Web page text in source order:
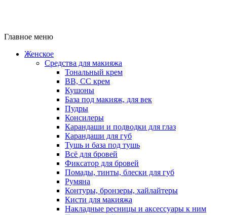
Главное меню
Женское
Средства для макияжа
Тональный крем
BB, CC крем
Кушоны
База под макияж, для век
Пудры
Консилеры
Карандаши и подводки для глаз
Карандаши для губ
Тушь и база под тушь
Всё для бровей
Фиксатор для бровей
Помады, тинты, блески для губ
Румяна
Контуры, бронзеры, хайлайтеры
Кисти для макияжа
Накладные ресницы и аксессуары к ним